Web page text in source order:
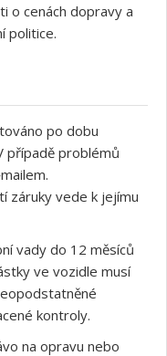
o cenách dopravy a
politice.
po dobu
případě problémů
záruky vede k jejímu
vady do 12 měsíců
ve vozidle musí
kontroly.
na opravu nebo